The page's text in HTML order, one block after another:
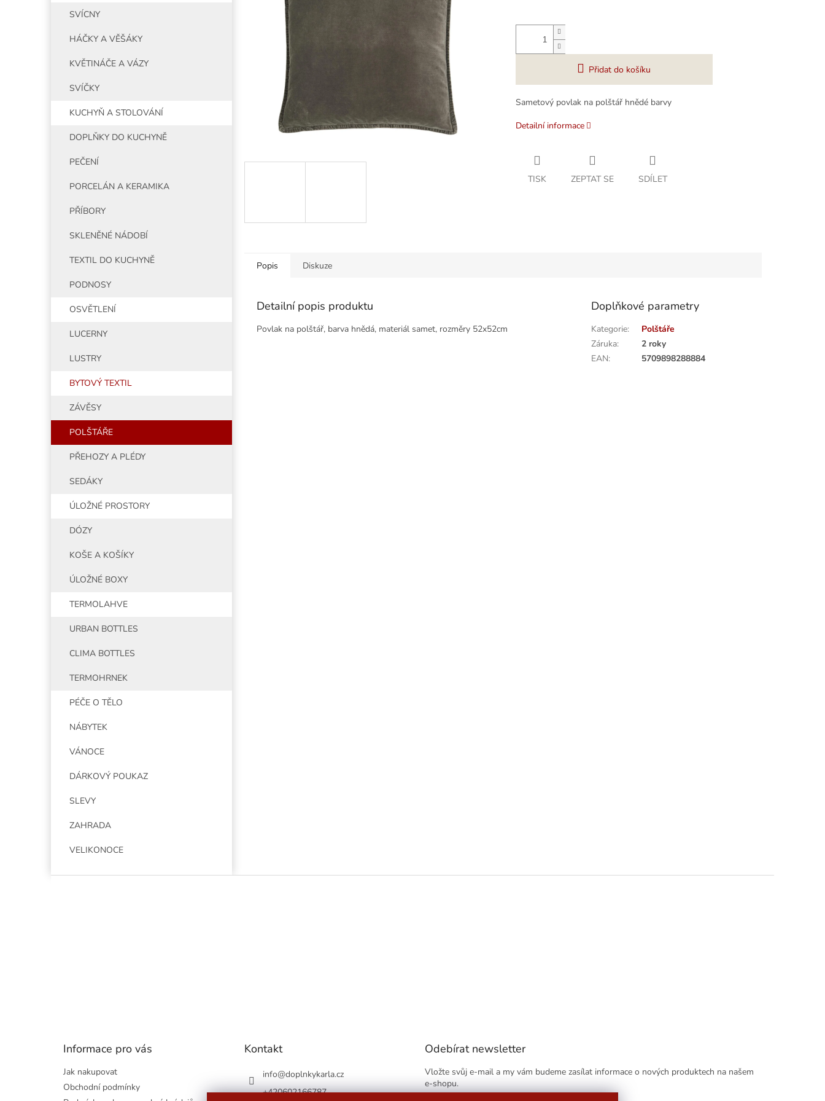
SVÍCNY
HÁČKY A VĚŠÁKY
KVĚTINÁČE A VÁZY
SVÍČKY
KUCHYŇ A STOLOVÁNÍ
DOPLŇKY DO KUCHYNĚ
PEČENÍ
PORCELÁN A KERAMIKA
PŘÍBORY
SKLENĚNÉ NÁDOBÍ
TEXTIL DO KUCHYNĚ
PODNOSY
OSVĚTLENÍ
LUCERNY
LUSTRY
BYTOVÝ TEXTIL
ZÁVĚSY
POLŠTÁŘE
PŘEHOZY A PLÉDY
SEDÁKY
ÚLOŽNÉ PROSTORY
DÓZY
KOŠE A KOŠÍKY
ÚLOŽNÉ BOXY
TERMOLAHVE
URBAN BOTTLES
CLIMA BOTTLES
TERMOHRNEK
PÉČE O TĚLO
NÁBYTEK
VÁNOCE
DÁRKOVÝ POUKAZ
SLEVY
ZAHRADA
VELIKONOCE
Přidat do košíku
Sametový povlak na polštář hnědé barvy
Detailní informace
TISK ZEPTAT SE SDÍLET
Popis Diskuze
Detailní popis produktu
Povlak na polštář, barva hnědá, materiál samet, rozměry 52x52cm
Doplňkové parametry
Kategorie:
Polštáře
Záruka:
2 roky
EAN: 5709898288884
Informace pro vás
Jak nakupovat
Obchodní podmínky
Kontakt
info@doplnkykarla.cz
+420602166787
Odebírat newsletter
Vložte svůj e-mail a my vám budeme zasílat informace o nových produktech na našem
e-shopu.